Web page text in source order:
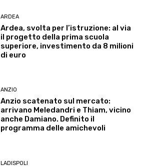
ARDEA
Ardea, svolta per l’istruzione: al via
il progetto della prima scuola
superiore, investimento da 8 milioni
di euro
ANZIO
Anzio scatenato sul mercato:
arrivano Meledandri e Thiam, vicino
anche Damiano. Definito il
programma delle amichevoli
LADISPOLI